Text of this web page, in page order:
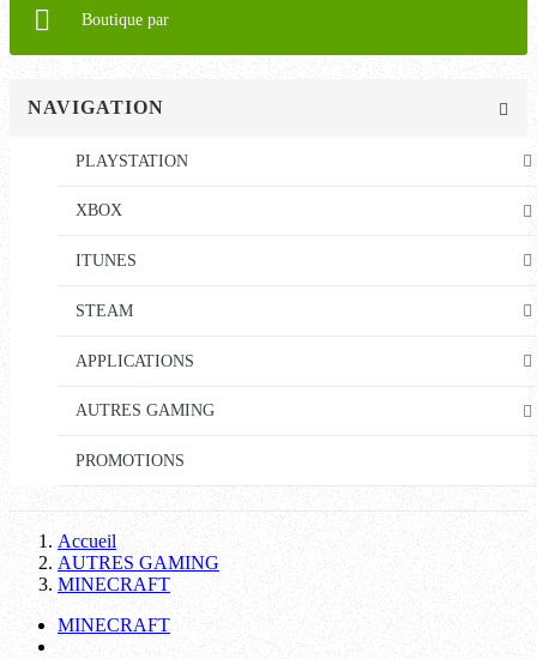
Boutique par
NAVIGATION
PLAYSTATION
XBOX
ITUNES
STEAM
APPLICATIONS
AUTRES GAMING
PROMOTIONS
Accueil
AUTRES GAMING
MINECRAFT
MINECRAFT